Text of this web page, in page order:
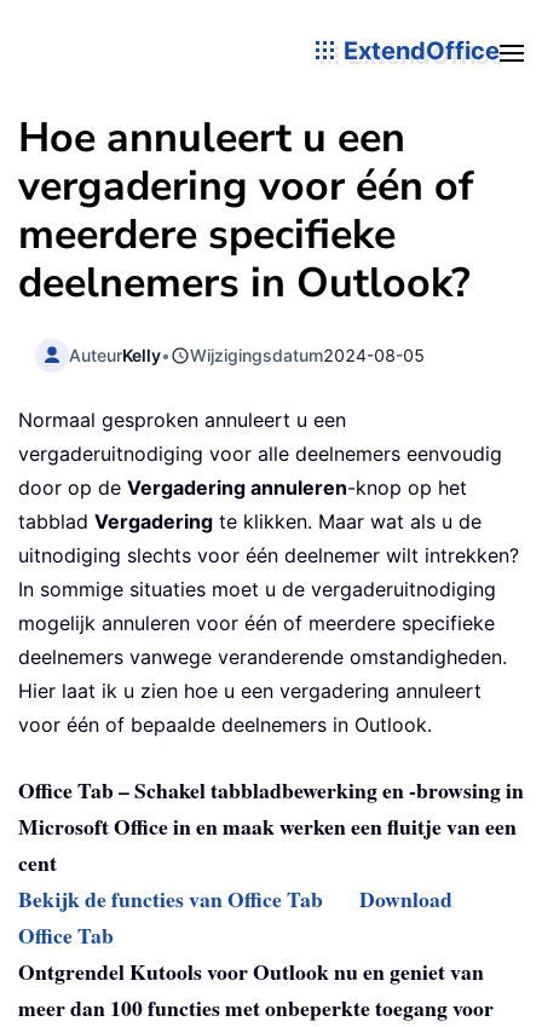
ExtendOffice
Hoe annuleert u een
vergadering voor één of
meerdere specifieke
deelnemers in Outlook?
AuteurKelly• Wijzigingsdatum2024-08-05
Normaal gesproken annuleert u een
vergaderuitnodiging voor alle deelnemers eenvoudig
door op de Vergadering annuleren-knop op het
tabblad Vergadering te klikken. Maar wat als u de
uitnodiging slechts voor één deelnemer wilt intrekken?
In sommige situaties moet u de vergaderuitnodiging
mogelijk annuleren voor één of meerdere specifieke
deelnemers vanwege veranderende omstandigheden.
Hier laat ik u zien hoe u een vergadering annuleert
voor één of bepaalde deelnemers in Outlook.
Office Tab – Schakel tabbladbewerking en -browsing in
Microsoft Office in en maak werken een fluitje van een
cent
Bekijk de functies van Office Tab
Download
Office Tab
Ontgrendel Kutools voor Outlook nu en geniet van
meer dan 100 functies met onbeperkte toegang voor